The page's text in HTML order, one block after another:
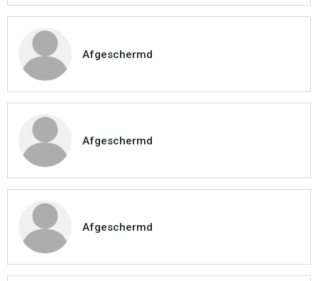
Afgeschermd
Afgeschermd
Afgeschermd